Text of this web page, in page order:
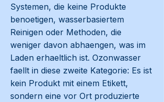
Systemen, die keine Produkte
benoetigen, wasserbasiertem
Reinigen oder Methoden, die
weniger davon abhaengen, was im
Laden erhaeltlich ist. Ozonwasser
faellt in diese zweite Kategorie: Es ist
kein Produkt mit einem Etikett,
sondern eine vor Ort produzierte